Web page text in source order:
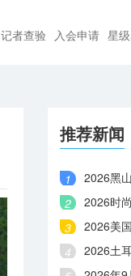
记者查验 入会申请 星
推荐新闻
2026黑山
2026时尚交
2026美国
2026土耳其第